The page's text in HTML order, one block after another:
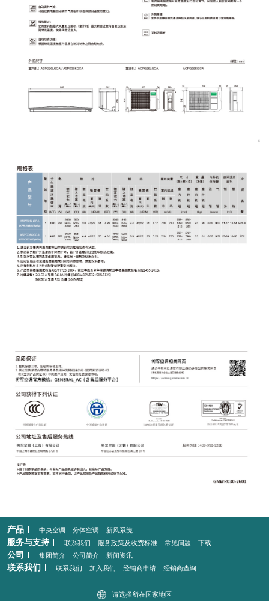
产品 中央空调 分体空调 新风系统
服务与支持 联系我们 服务政策及收费标准 常见问题 下载
公司 集团简介 公司简介 新闻资讯
联系我们 联系我们 加入我们 经销商申请 经销商查询
请选择所在国家地区